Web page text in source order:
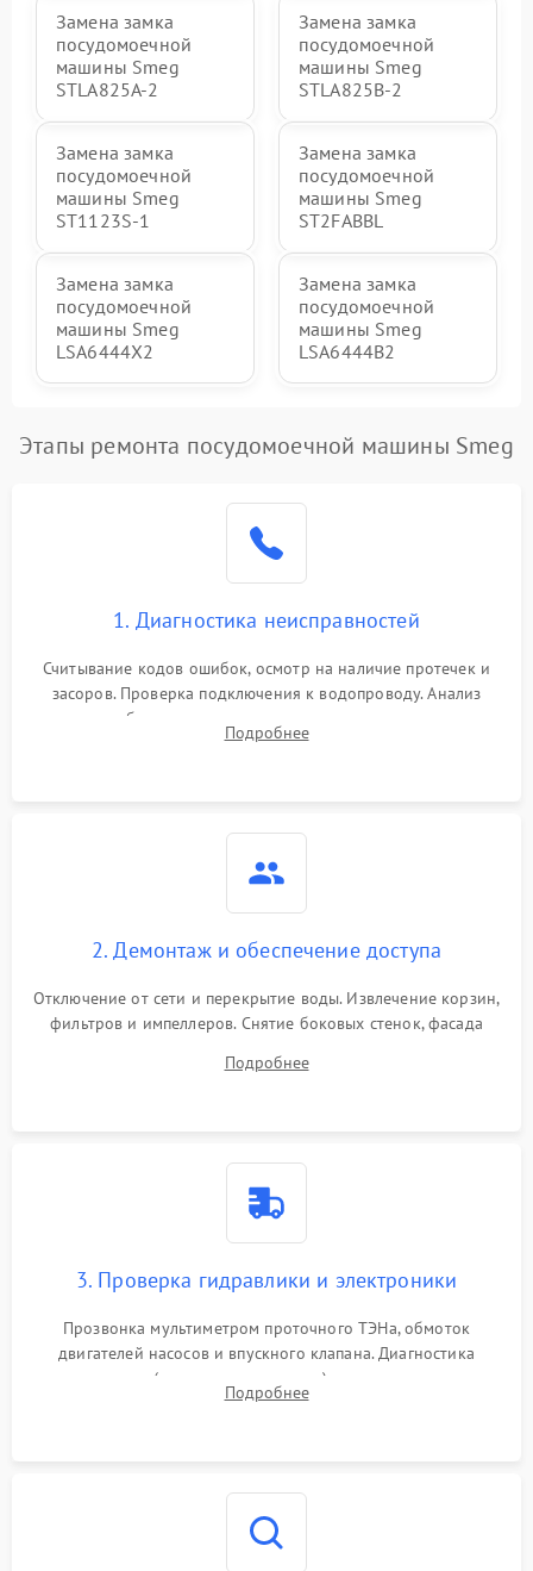
Замена замка
посудомоечной
машины Smeg
STLA825A-2
Замена замка
посудомоечной
машины Smeg
STLA825B-2
Замена замка
посудомоечной
машины Smeg
ST1123S-1
Замена замка
посудомоечной
машины Smeg
ST2FABBL
Замена замка
посудомоечной
машины Smeg
LSA6444X2
Замена замка
посудомоечной
машины Smeg
LSA6444B2
Этапы ремонта посудомоечной машины Smeg
1. Диагностика неисправностей
Считывание кодов ошибок, осмотр на наличие протечек и
засоров. Проверка подключения к водопроводу. Анализ
жалоб на отсутствие слива, нагрева, вращения
разбрызгивателей или срабатывание системы защиты
Подробнее
2. Демонтаж и обеспечение доступа
Отключение от сети и перекрытие воды. Извлечение корзин,
фильтров и импеллеров. Снятие боковых стенок, фасада
циркуляционному насосу, ТЭНу и сливной помпе.
Подробнее
3. Проверка гидравлики и электроники
Прозвонка мультиметром проточного ТЭНа, обмоток
двигателей насосов и впускного клапана. Диагностика
прессостата (датчика уровня воды), датчика мутности,
концевика дверцы и электронного модуля управления.
Подробнее